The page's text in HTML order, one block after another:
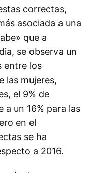
correctas,
asociada a una
que a
se observa un
entre los
las mujeres,
el 9% de
a un 16% para las
en el
se ha
a 2016.